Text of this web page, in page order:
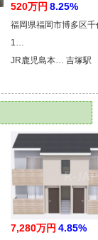
520万円 8.25%
福岡県福岡市博多区千
1…
JR鹿児島本… 吉塚駅
7,280万円 4.85%